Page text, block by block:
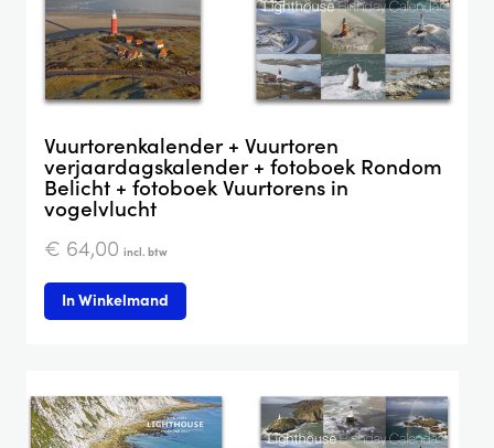
Vuurtorenkalender + Vuurtoren
verjaardagskalender + fotoboek Rondom
Belicht + fotoboek Vuurtorens in
vogelvlucht
€ 64,00 incl. btw
In Winkelmand